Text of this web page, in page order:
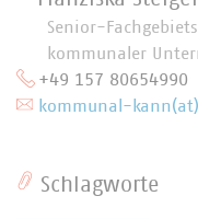
Senior-
kommunaler
+49 157 80654990
kommunal-
Schlagworte